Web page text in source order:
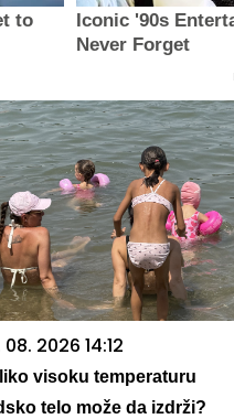
to
Iconic '90s
Never Forget
08. 2026 14:12
visoku temperaturu
telo može da izdrži?